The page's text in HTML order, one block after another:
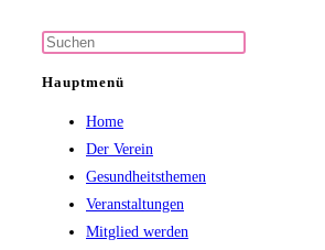
Hauptmenü
Home
Der Verein
Gesundheitsthemen
Veranstaltungen
Mitglied werden